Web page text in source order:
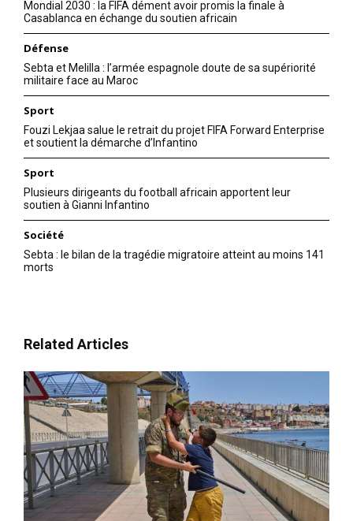
Mondial 2030 : la FIFA dément avoir promis la finale à
Casablanca en échange du soutien africain
Défense
Sebta et Melilla : l’armée espagnole doute de sa supériorité
militaire face au Maroc
Sport
Fouzi Lekjaa salue le retrait du projet FIFA Forward Enterprise
et soutient la démarche d’Infantino
Sport
Plusieurs dirigeants du football africain apportent leur
soutien à Gianni Infantino
Société
Sebta : le bilan de la tragédie migratoire atteint au moins 141
morts
Related Articles